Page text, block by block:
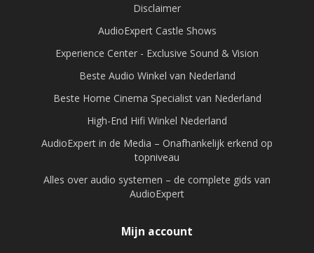
Disclaimer
AudioExpert Castle Shows
Experience Center - Exclusive Sound & Vision
Beste Audio Winkel van Nederland
Beste Home Cinema Specialist van Nederland
High-End Hifi Winkel Nederland
AudioExpert in de Media – Onafhankelijk erkend op
topniveau
Alles over audio systemen – de complete gids van
AudioExpert
Mijn account